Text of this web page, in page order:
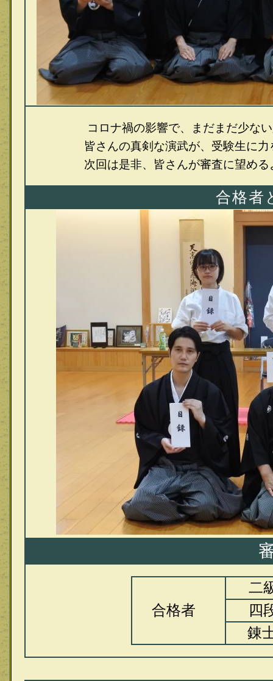
コロナ禍の影響で、まだまだ少な
皆さんの真剣な演武が、受験生に力を
次回は是非、皆さんが審査に望めるよ
合格者
合格者
二
四
錬